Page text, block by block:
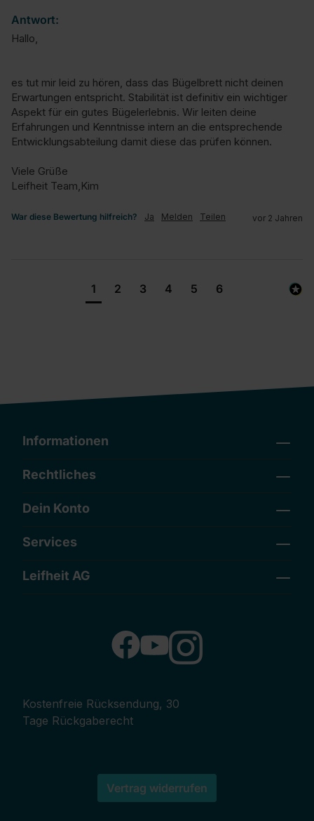
Antwort:
Hallo,
es tut mir leid zu hören, dass das Bügelbrett nicht deinen
Erwartungen entspricht. Stabilität ist definitiv ein wichtiger
Aspekt für ein gutes Bügelerlebnis. Wir leiten deine
Erfahrungen und Kenntnisse intern an die entsprechende
Entwicklungsabteilung damit diese das prüfen können.
Viele Grüße
Leifheit Team,Kim
War diese Bewertung hilfreich? Ja Melden Teilen vor 2 Jahren
1 2 3 4 5 6
Informationen
Rechtliches
Dein Konto
Services
Leifheit AG
Kostenfreie Rücksendung, 30
Tage Rückgaberecht
Vertrag widerrufen